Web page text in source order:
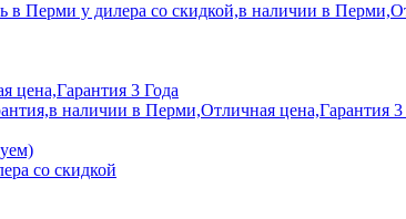
Перми у дилера со скидкой,в наличии в
цена,Гарантия 3 Года
наличии в Перми,Отличная цена,Гарантия 3
со скидкой